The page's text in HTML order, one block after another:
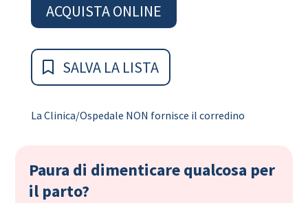
ACQUISTA ONLINE
SALVA LA LISTA
La Clinica/Ospedale NON fornisce il corredino
Paura di dimenticare qualcosa per
il parto?